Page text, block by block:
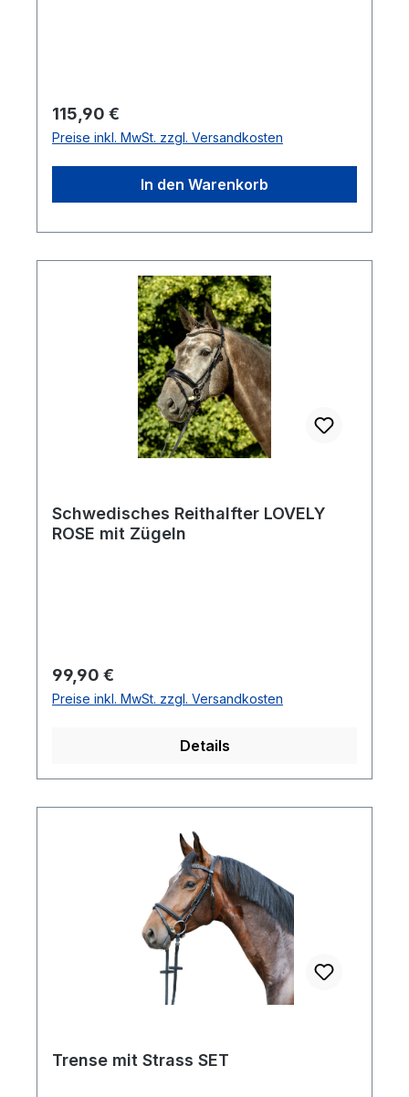
Regulärer Preis:
115,90 €
Preise inkl. MwSt. zzgl. Versandkosten
In den Warenkorb
Schwedisches Reithalfter LOVELY
ROSE mit Zügeln
Regulärer Preis:
99,90 €
Preise inkl. MwSt. zzgl. Versandkosten
Details
Trense mit Strass SET